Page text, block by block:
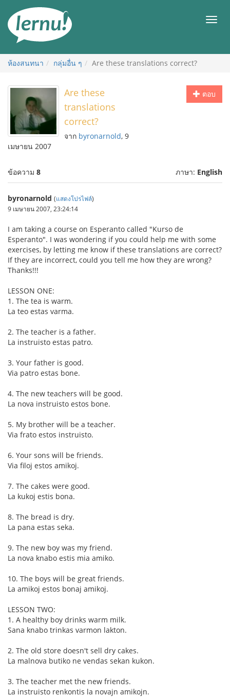
สารบัญ
เมนู
ห้องสนทนา กลุ่มอื่น ๆ Are these translations correct?
ตอบ
Are these
translations
correct?
จาก byronarnold, 9
เมษายน 2007
ข้อความ 8 ภาษา: English
byronarnold (แสดงโปรไฟล์)
9 เมษายน 2007, 23:24:14
I am taking a course on Esperanto called "Kurso de
Esperanto". I was wondering if you could help me with some
exercises, by letting me know if these translations are correct?
If they are incorrect, could you tell me how they are wrong?
Thanks!!!
LESSON ONE:
1. The tea is warm.
La teo estas varma.
2. The teacher is a father.
La instruisto estas patro.
3. Your father is good.
Via patro estas bone.
4. The new teachers will be good.
La nova instruisto estos bone.
5. My brother will be a teacher.
Via frato estos instruisto.
6. Your sons will be friends.
Via filoj estos amikoj.
7. The cakes were good.
La kukoj estis bona.
8. The bread is dry.
La pana estas seka.
9. The new boy was my friend.
La nova knabo estis mia amiko.
10. The boys will be great friends.
La amikoj estos bonaj amikoj.
LESSON TWO:
1. A healthy boy drinks warm milk.
Sana knabo trinkas varmon lakton.
2. The old store doesn't sell dry cakes.
La malnova butiko ne vendas sekan kukon.
3. The teacher met the new friends.
La instruisto renkontis la novajn amikojn.